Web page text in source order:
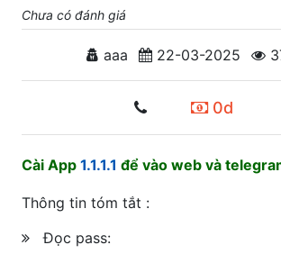
Chưa có đánh giá
aaa 22-03-2025
0d
Cài App 1.1.1.1 để vào web và
Thông tin tóm tắt :
Đọc pass: